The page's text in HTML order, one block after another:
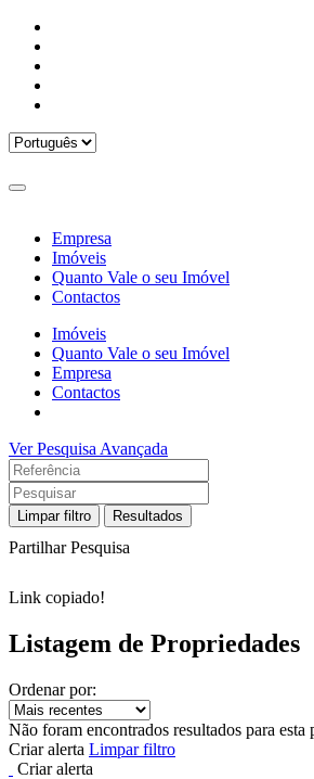
Empresa
Imóveis
Quanto Vale o seu Imóvel
Contactos
Imóveis
Quanto Vale o seu Imóvel
Empresa
Contactos
Ver Pesquisa Avançada
Limpar filtro Resultados
Partilhar Pesquisa
Link copiado!
Listagem de Propriedades
Ordenar por:
Não foram encontrados resultados para esta
Criar alerta Limpar filtro
Criar alerta